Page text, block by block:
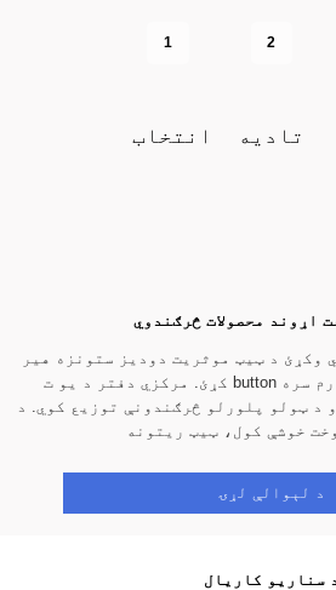
1
انتخاب
2
تادیه
اړوند محصولات څرګندوي
وکړئ د ټیټ موثریت دودیز ستونزه هیر
کړئ. مرکزي دفتر د یو ت button ۍ سره د بادل پلیټفارم سره
د ټولو پلورلو څرګندونې توزیع کوي. د
سپیلیس سکرین لړۍ
د سناریو کاریال